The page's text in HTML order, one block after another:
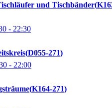
und Tischbänder
- 22:30
D055-271
- 22:00
K164-271